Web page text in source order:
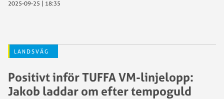
2025-09-25 | 18:35
LANDSVÄG
Positivt inför TUFFA VM-linjelopp:
Jakob laddar om efter tempoguld